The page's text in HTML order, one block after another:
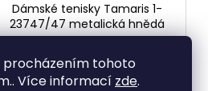
procházením tohoto
Více informací zde.
Dámské tenisky Tamaris 1-
23747/47 metalická hnědá
1 599 Kč